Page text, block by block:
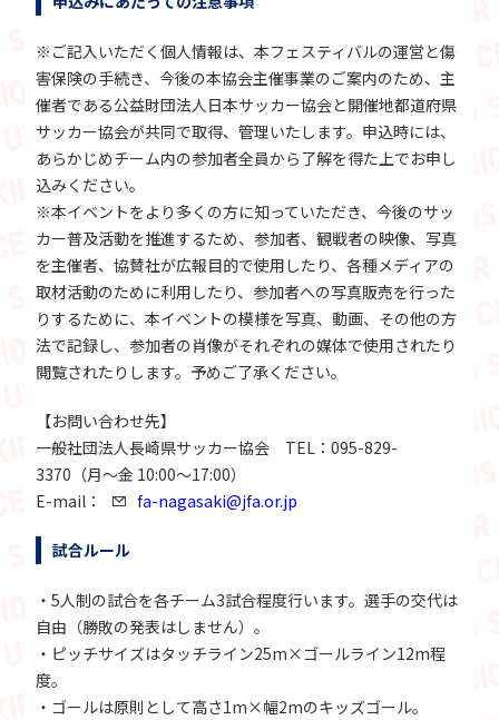
※ご記入いただく個人情報は、本フェスティバルの運営と傷
害保険の手続き、今後の本協会主催事業のご案内のため、主
催者である公益財団法人日本サッカー協会と開催地都道府県
サッカー協会が共同で取得、管理いたします。申込時には、
あらかじめチーム内の参加者全員から了解を得た上でお申し
込みください。
※本イベントをより多くの方に知っていただき、今後のサッ
カー普及活動を推進するため、参加者、観戦者の映像、写真
を主催者、協賛社が広報目的で使用したり、各種メディアの
取材活動のために利用したり、参加者への写真販売を行った
りするために、本イベントの模様を写真、動画、その他の方
法で記録し、参加者の肖像がそれぞれの媒体で使用されたり
閲覧されたりします。予めご了承ください。
【お問い合わせ先】
一般社団法人長崎県サッカー協会 TEL：095-829-
3370（月～金 10:00～17:00）
E-mail：
fa-nagasaki@jfa.or.jp
試合ルール
・5人制の試合を各チーム3試合程度行います。選手の交代は
自由（勝敗の発表はしません）。
・ピッチサイズはタッチライン25m×ゴールライン12m程
度。
・ゴールは原則として高さ1m×幅2mのキッズゴール。